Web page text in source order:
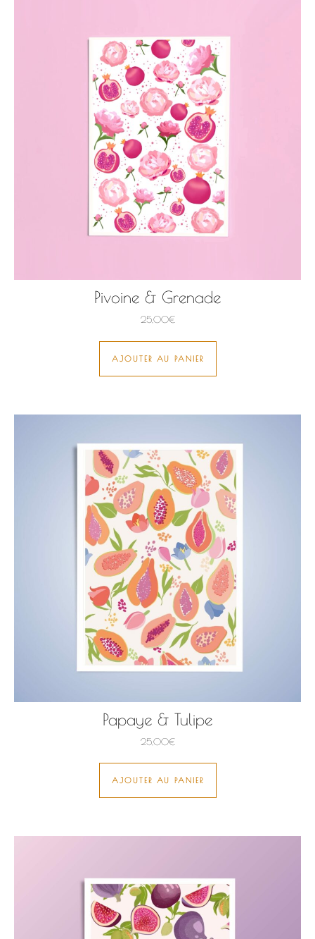
Pivoine & Grenade
25,00€
AJOUTER AU PANIER
Papaye & Tulipe
25,00€
AJOUTER AU PANIER